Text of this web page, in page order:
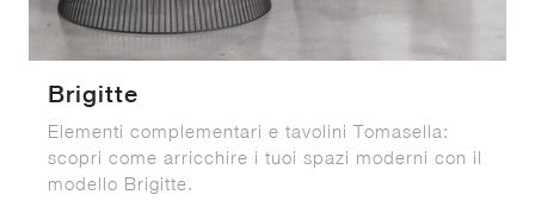
Brigitte
Elementi complementari e tavolini Tomasella:
scopri come arricchire i tuoi spazi moderni con il
modello Brigitte.